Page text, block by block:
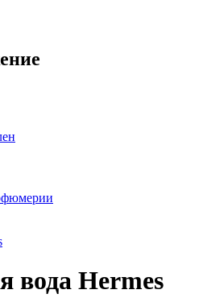
вода Hermes